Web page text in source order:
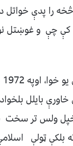
را پدې
کې چې و غوښتل
بايلل
ولس تر سخت
بلکې ټولې